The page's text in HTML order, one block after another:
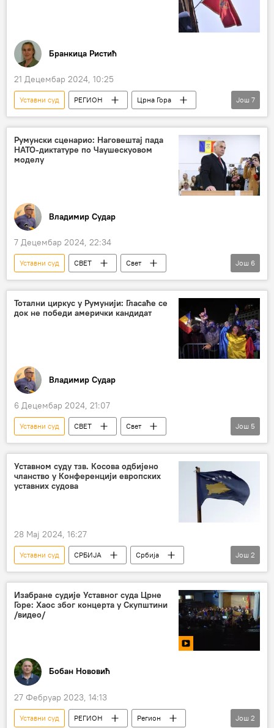
Бранкица Ристић
21 Децембар 2024, 10:25
Уставни суд РЕГИОН
Црна Гора
Регион
Регион – политика
смена режима
ДПС (Демократска партија социјалста, Црна Гора)
Јаков Милатовић
Још 7
Румунски сценарио: Наговештај пада
НАТО-диктатуре по Чаушескуовом
моделу
Владимир Судар
7 Децембар 2024, 22:34
Уставни суд СВЕТ
Свет
Свет – политика
Румунија
председнички избори
НАТО
диктатура
Анализе и мишљења
Још 6
Тотални циркус у Румунији: Гласаће се
док не победи амерички кандидат
Владимир Судар
6 Децембар 2024, 21:07
Уставни суд СВЕТ
Свет
Свет – политика
Румунија
председнички избори
САД
Анализе и мишљења
Још 5
Уставном суду тзв. Косова одбијено
чланство у Конференцији европских
уставних судова
28 Мај 2024, 16:27
Уставни суд СРБИЈА
Србија
Србија – политика
Косово и Метохија (КиМ)
Још 2
Изабране судије Уставног суда Црне
Горе: Хаос због концерта у Скупштини
/видео/
Бобан Нововић
27 Фебруар 2023, 14:13
Уставни суд РЕГИОН
Регион
Још 2